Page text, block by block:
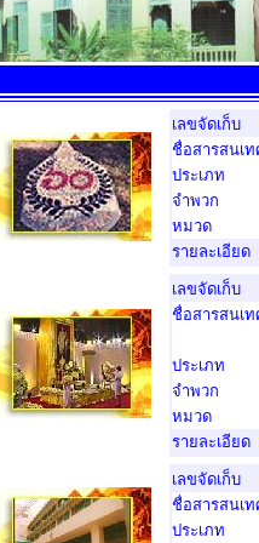
เลขจัดเก็บ
ชื่อสารสนเท
ประเภท
จำพวก
หมวด
รายละเอียด
เลขจัดเก็บ
ชื่อสารสนเท
ประเภท
จำพวก
หมวด
รายละเอียด
เลขจัดเก็บ
ชื่อสารสนเท
ประเภท